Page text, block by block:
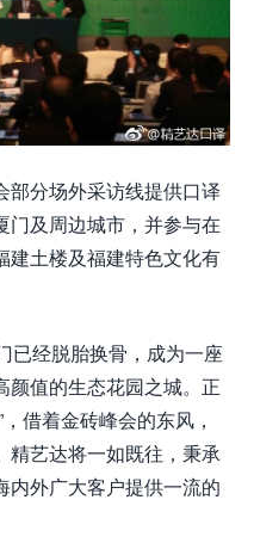
部分场外采访线提供口译
门及周边城市，并参与在
建土楼及福建特色文化有
已经脱胎换骨，成为一座
颜值的生态花园之城。正
借着金砖峰会的东风，
精艺达将一如既往，秉承
内外广大客户提供一流的